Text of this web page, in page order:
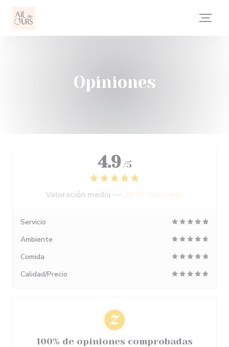
Opiniones
4.9 /5
Valoración media —
Servicio
Ambiente
Comida
Calidad/Precio
100% de opiniones comprobadas